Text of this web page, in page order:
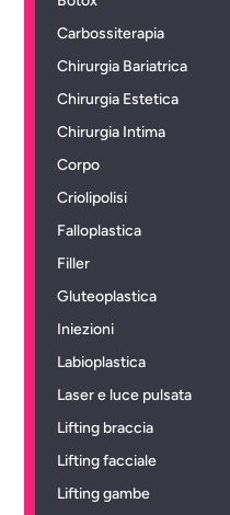
Carbossiterapia
Chirurgia Bariatrica
Chirurgia Estetica
Chirurgia Intima
Corpo
Criolipolisi
Falloplastica
Filler
Gluteoplastica
Iniezioni
Labioplastica
Laser e luce pulsata
Lifting braccia
Lifting facciale
Lifting gambe